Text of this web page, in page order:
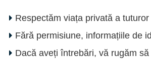
Respectăm viața privată a
Fără permisiune, informațiile de
Dacă aveți întrebări, vă rugăm